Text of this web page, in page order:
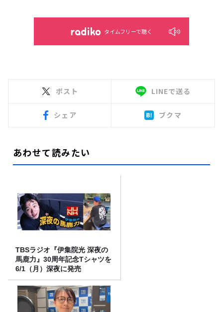
タイムフリーで聴く
ポスト LINEで送る
シェア ブクマ
あわせて読みたい
TBSラジオ『伊集院光 深夜の
馬鹿力』30周年記念Tシャツを
6/1（月）深夜に発売